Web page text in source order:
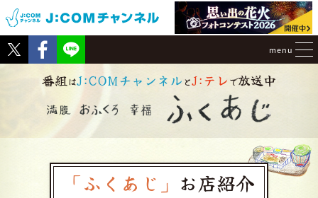
Tweet Facebook
menu
番組はJ:COMチャンネル とJ:テレ で放送中
「ふくあじ」 お店紹介